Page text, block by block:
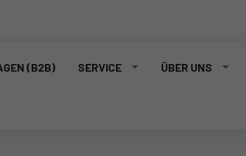
(B2B) SERVICE ÜBER UNS